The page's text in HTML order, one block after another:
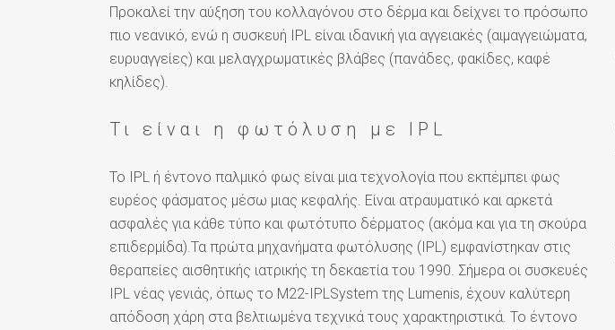
Προκαλεί την αύξηση του κολλαγόνου στο δέρμα και δείχνει το πρόσωπο
πιο νεανικό, ενώ η συσκευή IPL είναι ιδανική για αγγειακές (αιμαγγειώματα,
ευρυαγγείες) και μελαγχρωματικές βλάβες (πανάδες, φακίδες, καφέ
κηλίδες).
Τι είναι η φωτόλυση με IPL
Το IPL ή έντονο παλμικό φως είναι μια τεχνολογία που εκπέμπει φως
ευρέος φάσματος μέσω μιας κεφαλής. Είναι ατραυματικό και αρκετά
ασφαλές για κάθε τύπο και φωτότυπο δέρματος (ακόμα και για τη σκούρα
επιδερμίδα).Τα πρώτα μηχανήματα φωτόλυσης (IPL) εμφανίστηκαν στις
θεραπείες αισθητικής ιατρικής τη δεκαετία του 1990. Σήμερα οι συσκευές
IPL νέας γενιάς, όπως το M22-IPLSystem της Lumenis, έχουν καλύτερη
απόδοση χάρη στα βελτιωμένα τεχνικά τους χαρακτηριστικά. Το έντονο